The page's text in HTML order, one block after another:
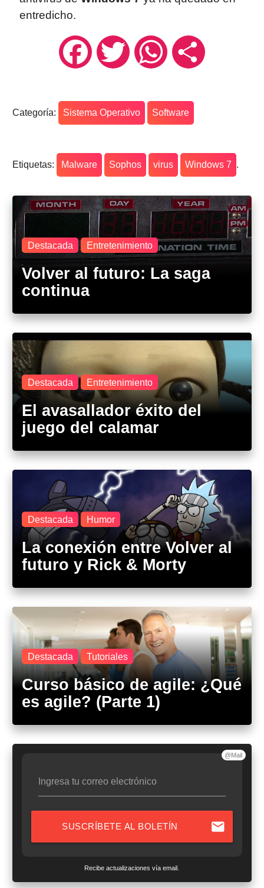
entredicho.
FacebookTwitter WhatsAppCompartir
Categoría: Sistema Operativo Software
Etiquetas: Malware Sophos virus Windows 7 .
Destacada Entretenimiento
Volver al futuro: La saga
continua
Destacada Entretenimiento
El avasallador éxito del
juego del calamar
Destacada Humor
La conexión entre Volver al
futuro y Rick & Morty
Destacada Tutoriales
Curso básico de agile: ¿Qué
es agile? (Parte 1)
@Mail
Ingresa tu correo electrónico
SUSCRÍBETE AL BOLETÍN mail
Recibe actualizaciones vía email.